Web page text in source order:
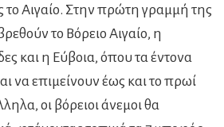
το Αιγαίο. Στην πρώτη γραμμή της
το Βόρειο Αιγαίο, η
και η Εύβοια, όπου τα έντονα
να επιμείνουν έως και το πρωί
οι βόρειοι άνεμοι θα